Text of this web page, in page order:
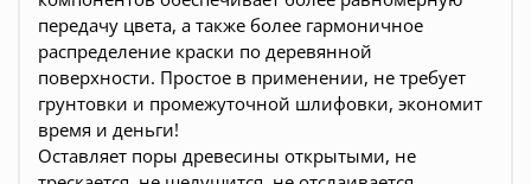
передачу цвета, а также более гармоничное
распределение краски по деревянной
поверхности. Простое в применении, не требует
грунтовки и промежуточной шлифовки, экономит
время и деньги!
Оставляет поры древесины открытыми, не